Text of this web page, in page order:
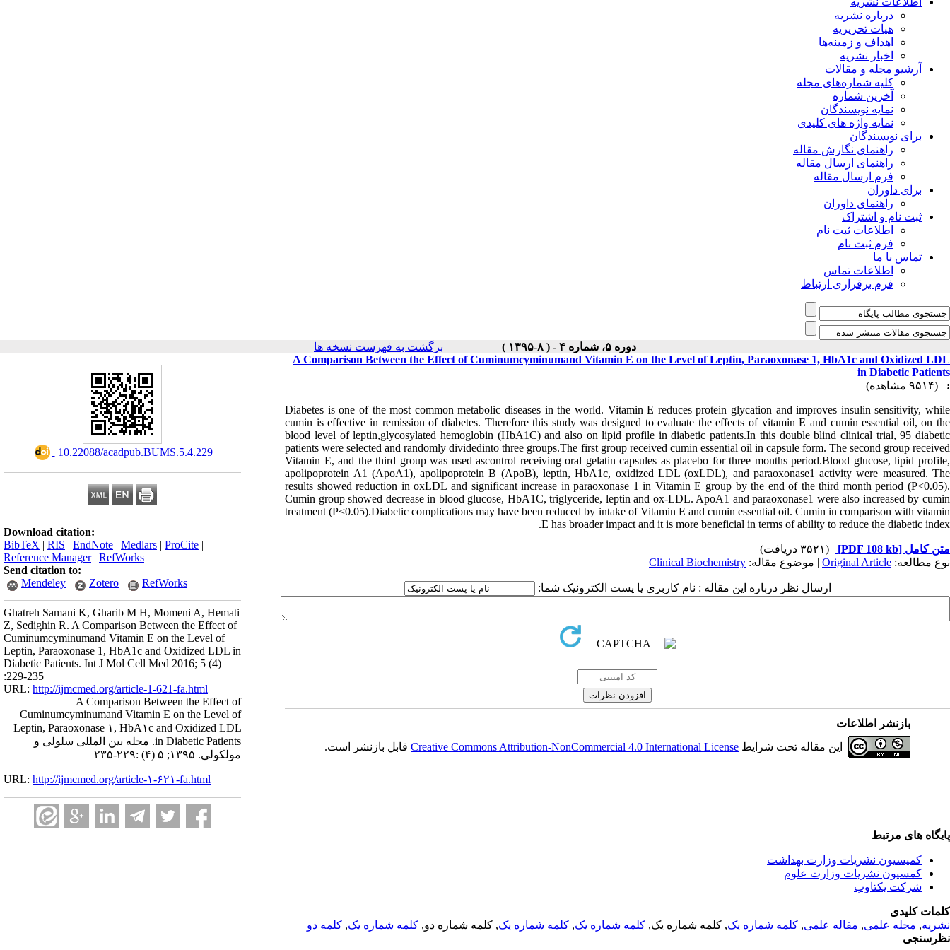
درباره نشریه
هیات تحریریه
اهداف و زمینه‌ها
اخبار نشریه
آرشیو مجله و مقالات
کلیه شماره‌های مجله
آخرین شماره
نمایه نویسندگان
نمایه واژه های کلیدی
برای نویسندگان
راهنمای نگارش مقاله
راهنمای ارسال مقاله
فرم ارسال مقاله
برای داوران
راهنمای داوران
ثبت نام و اشتراک
اطلاعات ثبت نام
فرم ثبت نام
تماس با ما
اطلاعات تماس
فرم برقراری ارتباط
دوره ۵، شماره ۴ - ( ۸-۱۳۹۵ ) | برگشت به فهرست نسخه ها
‎ 10.22088/acadpub.BUMS.5.4.229
Download citation:
BibTeX | RIS | EndNote | Medlars | ProCite |
Reference Manager| RefWorks
Send citation to:
Mendeley
Zotero RefWorks
Ghatreh Samani K, Gharib M H, Momeni A, Hemati
Z, Sedighin R. A Comparison Between the Effect of
Cuminumcyminumand Vitamin E on the Level of
Leptin, Paraoxonase 1, HbA1c and Oxidized LDL in
Diabetic Patients. Int J Mol Cell Med 2016; 5 (4)
:229-235
URL: http://ijmcmed.org/article-1-621-fa.html
A Comparison Between the Effect of
Cuminumcyminumand Vitamin E on the Level of
Leptin, Paraoxonase ۱, HbA۱c and Oxidized LDL
in Diabetic Patients. مجله بین المللی سلولی و
مولکولی. ۱۳۹۵; ۵ (۴) :۲۲۹-۲۳۵
URL: http://ijmcmed.org/article-۱-۶۲۱-fa.html
A Comparison Between the Effect of Cuminumcyminumand Vitamin E on the Level of Leptin, Paraoxonase 1, HbA1c and Oxidized LDL
in Diabetic Patients
:
(۹۵۱۴ مشاهده)
Diabetes is one of the most common metabolic diseases in the world. Vitamin E reduces protein glycation and improves insulin sensitivity, while
cumin is effective in remission of diabetes. Therefore this study was designed to evaluate the effects of vitamin E and cumin essential oil, on the
blood level of leptin,glycosylated hemoglobin (HbA1C) and also on lipid profile in diabetic patients.In this double blind clinical trial, 95 diabetic
patients were selected and randomly dividedinto three groups.The first group received cumin essential oil in capsule form. The second group received
Vitamin E, and the third group was used ascontrol receiving oral gelatin capsules as placebo for three months period.Blood glucose, lipid profile,
apolipoprotein A1 (ApoA1), apolipoprotein B (ApoB), leptin, HbA1c, oxidized LDL (oxLDL), and paraoxonase1 activity were measured. The
results showed reduction in oxLDL and significant increase in paraoxonase 1 in Vitamin E group by the end of the third month period (P<0.05).
Cumin group showed decrease in blood glucose, HbA1C, triglyceride, leptin and ox-LDL. ApoA1 and paraoxonase1 were also increased by cumin
treatment (P<0.05).Diabetic complications may have been reduced by intake of Vitamin E and cumin essential oil. Cumin in comparison with vitamin
E has broader impact and it is more beneficial in terms of ability to reduce the diabetic index.
متن کامل [PDF 108 kb]
(۳۵۲۱ دریافت)
نوع مطالعه: Original Article | موضوع مقاله: Clinical Biochemistry
ارسال نظر درباره این مقاله : نام کاربری یا پست الکترونیک شما:
بازنشر اطلاعات
این مقاله تحت شرایط Creative Commons Attribution-NonCommercial 4.0 International Licenseقابل بازنشر است.
پایگاه های مرتبط
کمیسیون نشریات وزارت بهداشت
کمسیون نشریات وزارت علوم
شرکت یکتاوب
کلمات کلیدی
نشریه, مجله علمی, مقاله علمی, کلمه شماره یک, کلمه شماره یک, کلمه شماره یک, کلمه شماره یک, کلمه شماره دو, کلمه شماره یک, کلمه دو
نظرسنجی